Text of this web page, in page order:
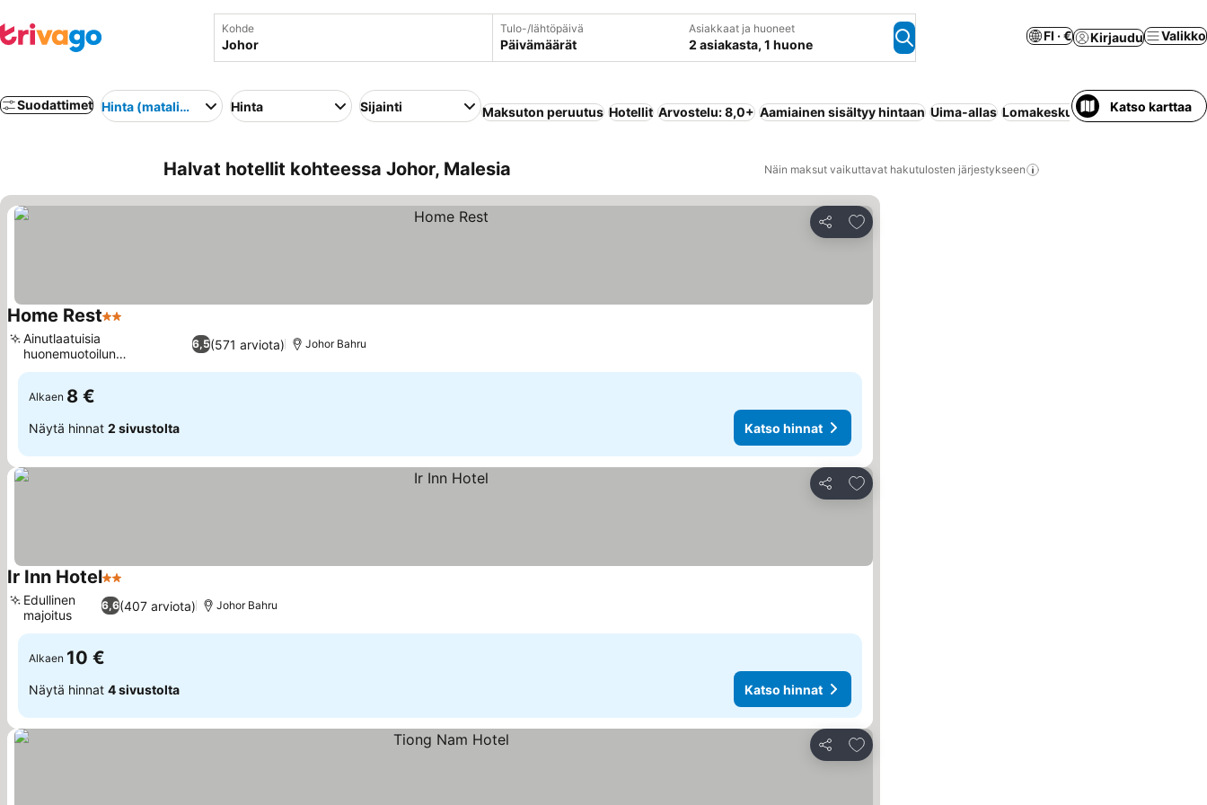
Kohde Tulo-/lähtöpäivä
Päivämäärät
Asiakkaat ja huoneet
2 asiakasta, 1 huone
FI · € Kirjaudu Valikko
Suodattimet Hinta (matalimmasta korkeimpaan)
Hinta Sijainti Maksuton peruutus Hotellit Arvostelu: 8,0+ Aamiainen sisältyy hintaan Uima-allas Lomakeskus Ranta Huoneisto
Katso karttaa
Halvat hotellit kohteessa Johor, Malesia Näin maksut vaikuttavat hakutulosten järjestykseen
Jaa
Lisää suosikkeihin
Home Rest2 Tähtiluokitus
6,5(571 arviota)
Ainutlaatuisia
huonemuotoilun
yksityiskohtia
Johor Bahru
Alkaen 8 €
Näytä hinnat 2 sivustolta Katso hinnat
Jaa
Lisää suosikkeihin
Ir Inn Hotel2 Tähtiluokitus
6,6(407 arviota)
Edullinen
majoitus
Johor Bahru
Alkaen 10 €
Näytä hinnat 4 sivustolta Katso hinnat
Jaa
Lisää suosikkeihin